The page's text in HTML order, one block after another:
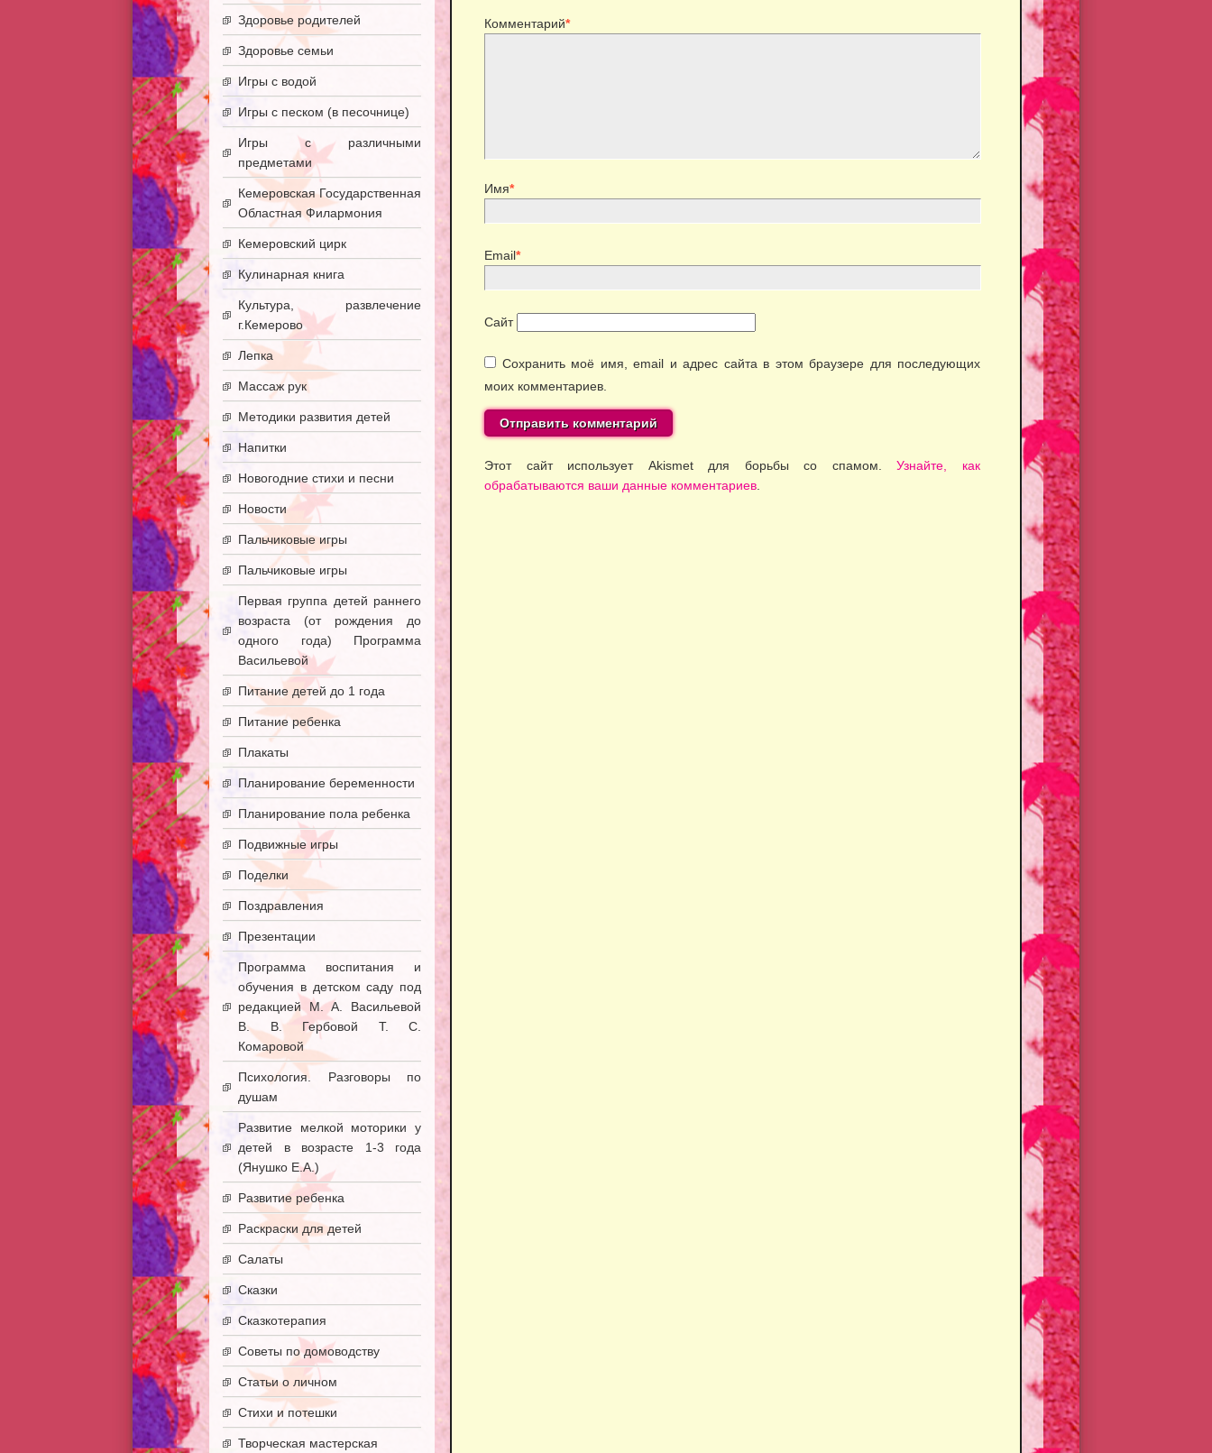
Комментарий*
Имя*
Email*
Сайт
Сохранить моё имя, email и адрес сайта в этом браузере для последующих
моих комментариев.
Этот сайт использует Akismet для борьбы со спамом.Узнайте, как
обрабатываются ваши данные комментариев
Здоровье родителей
Здоровье семьи
Игры с водой
Игры с песком (в песочнице)
Игры с различными
предметами
Кемеровская Государственная
Областная Филармония
Кемеровский цирк
Кулинарная книга
Культура, развлечение
г.Кемерово
Лепка
Массаж рук
Методики развития детей
Напитки
Новогодние стихи и песни
Новости
Пальчиковые игры
Пальчиковые игры
Первая группа детей раннего
возраста (от рождения до
одного года) Программа
Васильевой
Питание детей до 1 года
Питание ребенка
Плакаты
Планирование беременности
Планирование пола ребенка
Подвижные игры
Поделки
Поздравления
Презентации
Программа воспитания и
обучения в детском саду под
редакцией М. А. Васильевой
В. В. Гербовой Т. С.
Комаровой
Психология. Разговоры по
душам
Развитие мелкой моторики у
детей в возрасте 1-3 года
(Янушко Е.А.)
Развитие ребенка
Раскраски для детей
Салаты
Сказки
Сказкотерапия
Советы по домоводству
Статьи о личном
Стихи и потешки
Творческая мастерская